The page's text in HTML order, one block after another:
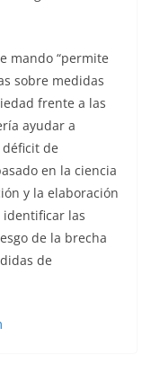
mando “permite
sobre medidas
frente a las
ayudar a
de
en la ciencia
y la elaboración
identificar las
de la brecha
de